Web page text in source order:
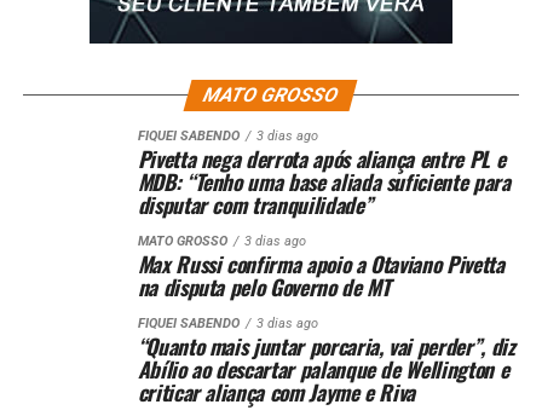
Apesar de avaliar como positivo o desempenho da
mas dificilmente conquista o título. “Acho que a Espanha
tem mais chance, mas torço muito para o Brasil”.
A Fan Zone Anhangabaú tem entrada gratuita e funciona
de sexta-feira a domingo e também nas datas dos jogos
da Seleção Brasileira de Futebol.
Comentários
MATO GROSSO
FIQUEI SABENDO 3 dias ago
Pivetta nega derrota após aliança entre PL e
MDB: “Tenho uma base aliada suficiente para
disputar com tranquilidade”
MATO GROSSO 3 dias ago
Max Russi confirma apoio a Otaviano Pivetta
na disputa pelo Governo de MT
FIQUEI SABENDO 3 dias ago
“Quanto mais juntar porcaria, vai perder”, diz
Abílio ao descartar palanque de Wellington e
criticar aliança com Jayme e Riva